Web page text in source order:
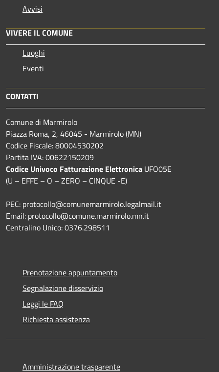
Avvisi
VIVERE IL COMUNE
Luoghi
Eventi
CONTATTI
Comune di Marmirolo
Piazza Roma, 2, 46045 - Marmirolo (MN)
Codice Fiscale: 80004530202
Partita IVA: 00622150209
Codice Univoco Fatturazione Elettronica UFO05E
(U – EFFE – O – ZERO – CINQUE -E)
PEC: protocollo@comunemarmirolo.legalmail.it
Email: protocollo@comune.marmirolo.mn.it
Centralino Unico: 0376.298511
Prenotazione appuntamento
Segnalazione disservizio
Leggi le FAQ
Richiesta assistenza
Amministrazione trasparente